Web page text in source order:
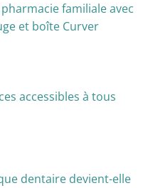
familiale avec
et boîte Curver
accessibles à tous
dentaire devient-elle